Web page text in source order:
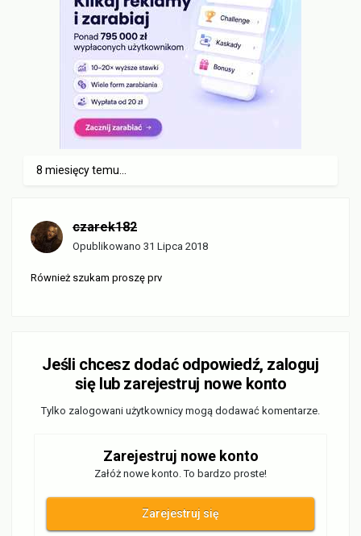
8 miesięcy temu...
czarek182
Opublikowano 31 Lipca 2018
Również szukam proszę prv
Jeśli chcesz dodać odpowiedź, zaloguj
się lub zarejestruj nowe konto
Tylko zalogowani użytkownicy mogą dodawać komentarze.
Zarejestruj nowe konto
Załóż nowe konto. To bardzo proste!
Zarejestruj się